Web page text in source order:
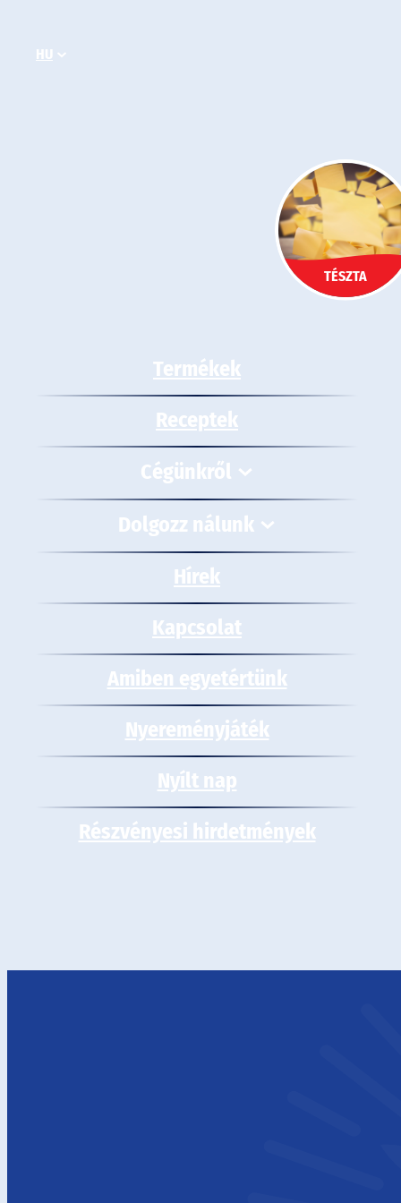
tartalomhoz
HU
TÉSZTA
Termékek
Receptek
Cégünkről
Dolgozz nálunk
Hírek
Kapcsolat
Amiben egyetértünk
Nyereményjáték
Nyílt nap
Részvényesi hirdetmények